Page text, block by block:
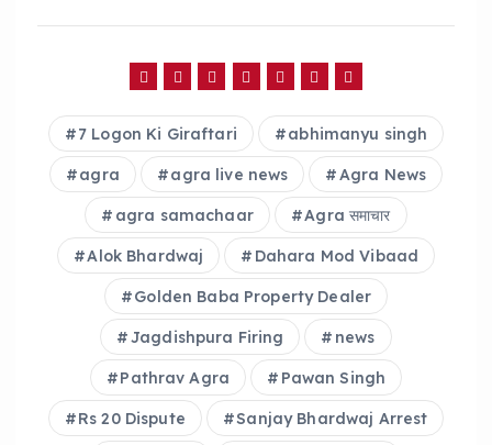
c
o
o
k
a
ts
A
p
p
a
re
7 Logon Ki Giraftari abhimanyu singh
agra agra live news Agra News
agra samachaar Agra समाचार
Alok Bhardwaj Dahara Mod Vibaad
Golden Baba Property Dealer
Jagdishpura Firing news
Pathrav Agra Pawan Singh
Rs 20 Dispute Sanjay Bhardwaj Arrest